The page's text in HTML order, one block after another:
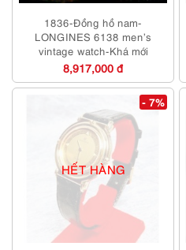
1836-Đồng hồ nam-
LONGINES 6138 men’s
vintage watch-Khá mới
8,917,000 đ
HẾT HÀNG
- 7%